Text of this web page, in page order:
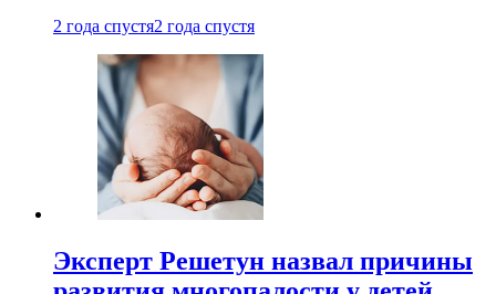
2 года спустя2 года спустя
Эксперт Решетун назвал причины